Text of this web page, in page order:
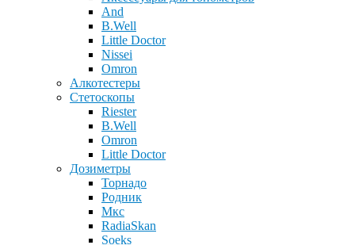
And
B.Well
Little Doctor
Nissei
Omron
Алкотестеры
Стетоскопы
Riester
B.Well
Omron
Little Doctor
Дозиметры
Торнадо
Родник
Мкс
RadiaSkan
Soeks